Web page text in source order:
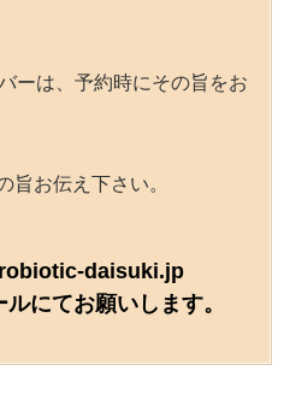
ーは、予約時にその旨をお
旨お伝え下さい。
daisuki.jp
にてお願いします。